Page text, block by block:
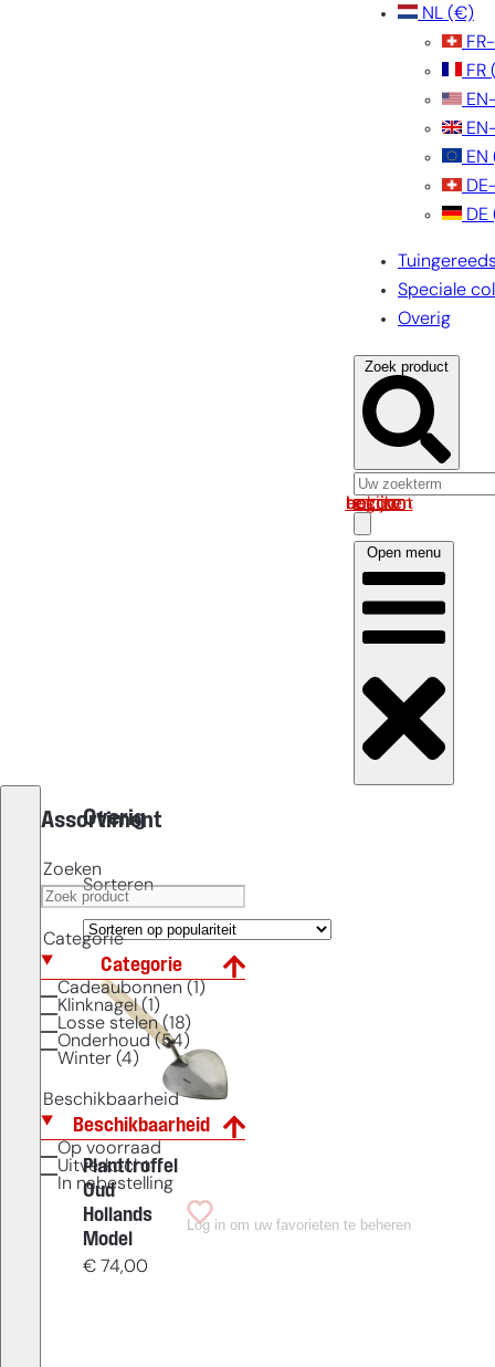
NL (€)
FR
EN
DE
Speciale
Overig
Zoek product
Log in om uw account te bekijken
Open menu
Assortiment
Zoeken
Categorie
Categorie
Cadeaubonnen (1)
Klinknagel (1)
Losse stelen (18)
Onderhoud (54)
Winter (4)
Beschikbaarheid
Beschikbaarheid
Op voorraad
Uitverkocht
In nabestelling
Overig
Sorteren
Planttroffel
Oud
Hollands
Model
€74,00
Log in om uw favorieten te beheren